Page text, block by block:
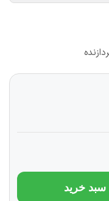
سبد خرید